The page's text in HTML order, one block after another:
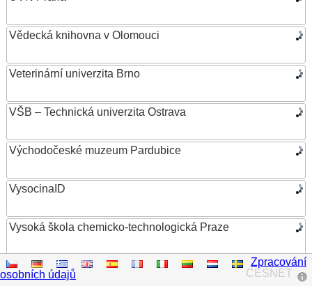
Vědecká knihovna v Olomouci
Veterinární univerzita Brno
VŠB – Technická univerzita Ostrava
Východočeské muzeum Pardubice
VysocinaID
Vysoká škola chemicko-technologická Praze
Vysoká škola ekonomická v Praze
CESNET
Zpracování
osobních údajů